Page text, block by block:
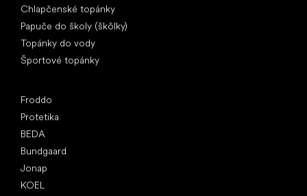
Chlapčenské topánky
Papuče do školy (škôlky)
Topánky do vody
Športové topánky
Froddo
Protetika
BEDA
Bundgaard
Jonap
KOEL